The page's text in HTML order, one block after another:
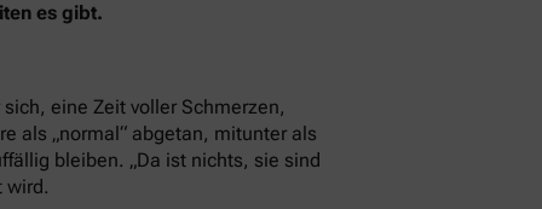
es gibt.
eine Zeit voller Schmerzen,
als „normal“ abgetan, mitunter als
bleiben. „Da ist nichts, sie sind
wird.